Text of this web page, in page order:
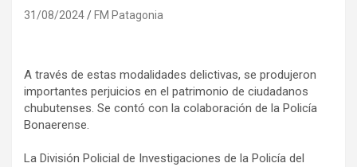
31/08/2024 FM Patagonia
A través de estas modalidades delictivas, se produjeron
importantes perjuicios en el patrimonio de ciudadanos
chubutenses. Se contó con la colaboración de la Policía
Bonaerense.
La División Policial de Investigaciones de la Policía del